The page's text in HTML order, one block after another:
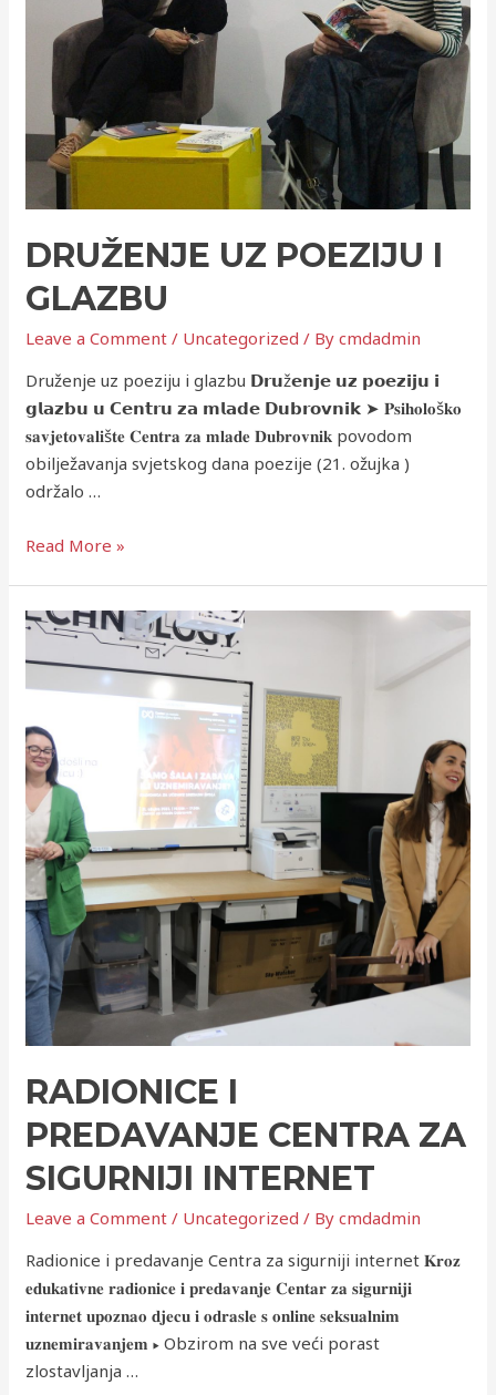
DRUŽENJE UZ POEZIJU I
GLAZBU
Leave a Comment / Uncategorized / Bycmdadmin
Druženje uz poeziju i glazbu 𝗗𝗿𝘂ž𝗲𝗻𝗷𝗲 𝘂𝘇 𝗽𝗼𝗲𝘇𝗶𝗷𝘂 𝗶
𝗴𝗹𝗮𝘇𝗯𝘂 𝘂 𝗖𝗲𝗻𝘁𝗿𝘂 𝘇𝗮 𝗺𝗹𝗮𝗱𝗲 𝗗𝘂𝗯𝗿𝗼𝘃𝗻𝗶𝗸 ➤ 𝐏𝐬𝐢𝐡𝐨𝐥𝐨š𝐤𝐨
𝐬𝐚𝐯𝐣𝐞𝐭𝐨𝐯𝐚𝐥𝐢š𝐭𝐞 𝐂𝐞𝐧𝐭𝐫𝐚 𝐳𝐚 𝐦𝐥𝐚𝐝𝐞 𝐃𝐮𝐛𝐫𝐨𝐯𝐧𝐢𝐤 povodom
obilježavanja svjetskog dana poezije (21. ožujka )
održalo …
Read More »
RADIONICE I
PREDAVANJE CENTRA ZA
SIGURNIJI INTERNET
Leave a Comment / Uncategorized / Bycmdadmin
Radionice i predavanje Centra za sigurniji internet 𝐊𝐫𝐨𝐳
𝐞𝐝𝐮𝐤𝐚𝐭𝐢𝐯𝐧𝐞 𝐫𝐚𝐝𝐢𝐨𝐧𝐢𝐜𝐞 𝐢 𝐩𝐫𝐞𝐝𝐚𝐯𝐚𝐧𝐣𝐞 𝐂𝐞𝐧𝐭𝐚𝐫 𝐳𝐚 𝐬𝐢𝐠𝐮𝐫𝐧𝐢𝐣𝐢
𝐢𝐧𝐭𝐞𝐫𝐧𝐞𝐭 𝐮𝐩𝐨𝐳𝐧𝐚𝐨 𝐝𝐣𝐞𝐜𝐮 𝐢 𝐨𝐝𝐫𝐚𝐬𝐥𝐞 𝐬 𝐨𝐧𝐥𝐢𝐧𝐞 𝐬𝐞𝐤𝐬𝐮𝐚𝐥𝐧𝐢𝐦
𝐮𝐳𝐧𝐞𝐦𝐢𝐫𝐚𝐯𝐚𝐧𝐣𝐞𝐦 ▸ Obzirom na sve veći porast
zlostavljanja …